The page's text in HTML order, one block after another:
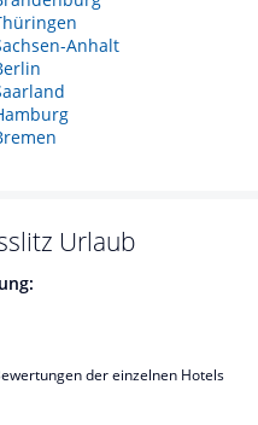
Anhalt
Urlaub
der einzelnen Hotels